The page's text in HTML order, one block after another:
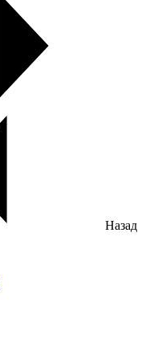
Назад